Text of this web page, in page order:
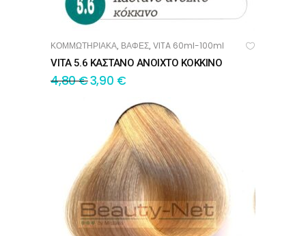
ΠΡΟΣΘΉΚΗ ΣΤΟ ΚΑΛΆΘΙ
ΚΟΜΜΩΤΗΡΙΑΚΑ ΒΑΦΕΣ VITA 60ml-100ml
VITA 5.6 ΚΑΣΤΑΝΟ ΑΝΟΙΧΤΟ ΚΟΚΚΙΝΟ
4,80€3,90 €